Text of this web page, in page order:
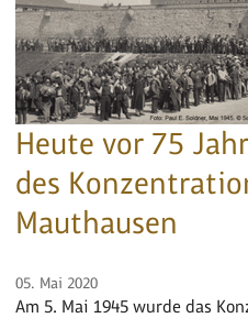
Heute vor 75
des
Mauthausen
05. Mai 2020
Am 5. Mai 1945 wurde das